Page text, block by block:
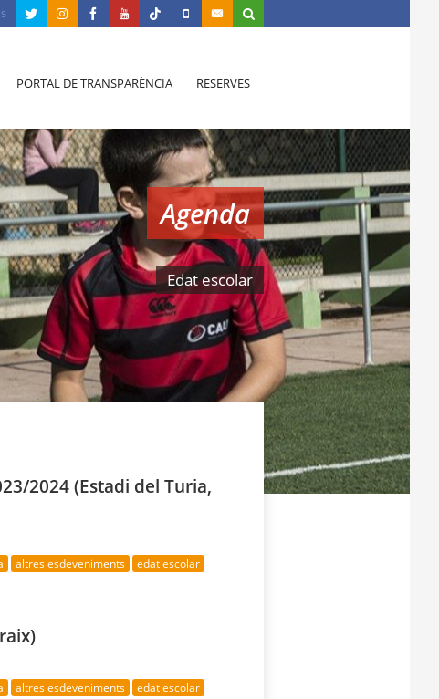
PORTAL DE TRANSPARÈNCIA RESERVES
Agenda
Edat escolar
2024 (Estadi del Turia,
altres esdeveniments edat escolar
altres esdeveniments
edat escolar